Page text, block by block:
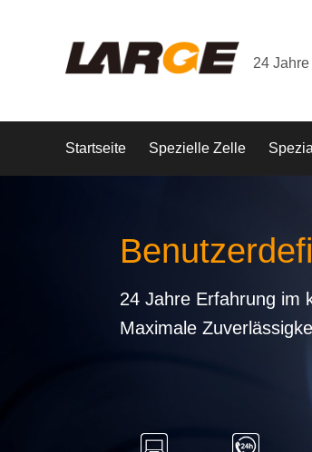
24
Startseite Spezielle Zelle
24 Jahre Erfahrung im
Maximale